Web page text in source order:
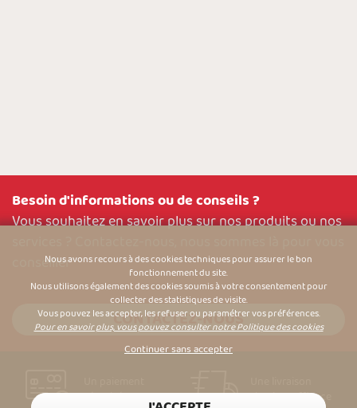
Besoin d'informations ou de conseils ?
Vous souhaitez en savoir plus sur nos produits ou nos
conseiller
CONTACTEZ-NOUS
sécurisé
simple & efficace
Nous avons recours à des cookies techniques pour assurer le bon
fonctionnement du site.
Nous utilisons également des cookies soumis à votre consentement pour
collecter des statistiques de visite.
Vous pouvez les accepter, les refuser ou paramétrer vos préférences.
Pour en savoir plus, vous pouvez consulter notre Politique des cookies
Continuer sans accepter